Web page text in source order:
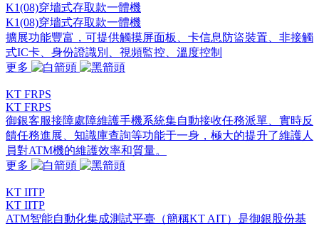
K1(08)穿墻式存取款一體機
K1(08)穿墻式存取款一體機
擴展功能豐富，可提供觸摸屏面板、卡信息防盜裝置、非接觸
式IC卡、身份證識別、視頻監控、溫度控制
更多
KT FRPS
KT FRPS
御銀客服接障處障維護手機系統集自動接收任務派單、實時反
饋任務進展、知識庫查詢等功能于一身，極大的提升了維護人
員對ATM機的維護效率和質量。
更多
KT IITP
KT IITP
ATM智能自動化集成測試平臺（簡稱KT AIT）是御銀股份基